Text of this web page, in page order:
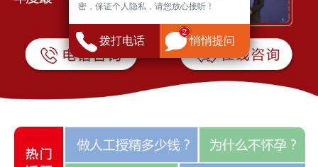
密，保证个人隐私，请您放心接听！
拨打电话 悄悄提问